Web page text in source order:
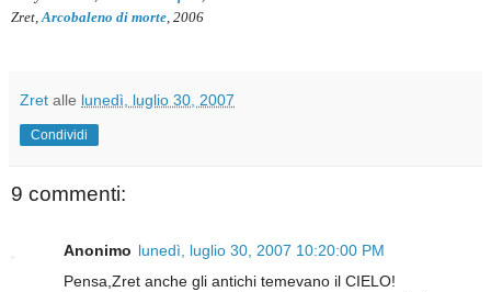
Zret, Arcobaleno di morte , 2006
Zret alle lunedì, luglio 30, 2007
Condividi
9 commenti:
Anonimo lunedì, luglio 30, 2007 10:20:00 PM
Pensa,Zret anche gli antichi temevano il CIELO!